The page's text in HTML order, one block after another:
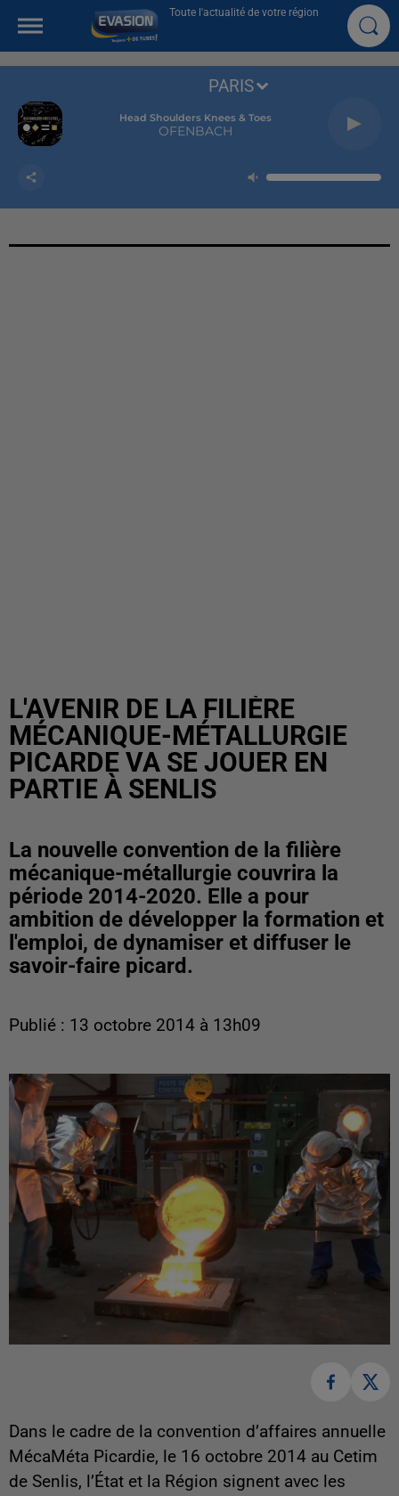
Toute l'actualité de votre région
Head Shoulders Knees & Toes
OFENBACH
PARIS
L'AVENIR DE LA FILIÈRE
MÉCANIQUE-MÉTALLURGIE
PICARDE VA SE JOUER EN
PARTIE À SENLIS
La nouvelle convention de la filière
mécanique-métallurgie couvrira la
période 2014-2020. Elle a pour
ambition de développer la formation et
l'emploi, de dynamiser et diffuser le
savoir-faire picard.
Publié : 13 octobre 2014 à 13h09
Dans le cadre de la convention d’affaires annuelle
MécaMéta Picardie, le 16 octobre 2014 au Cetim
de Senlis, l’État et la Région signent avec les